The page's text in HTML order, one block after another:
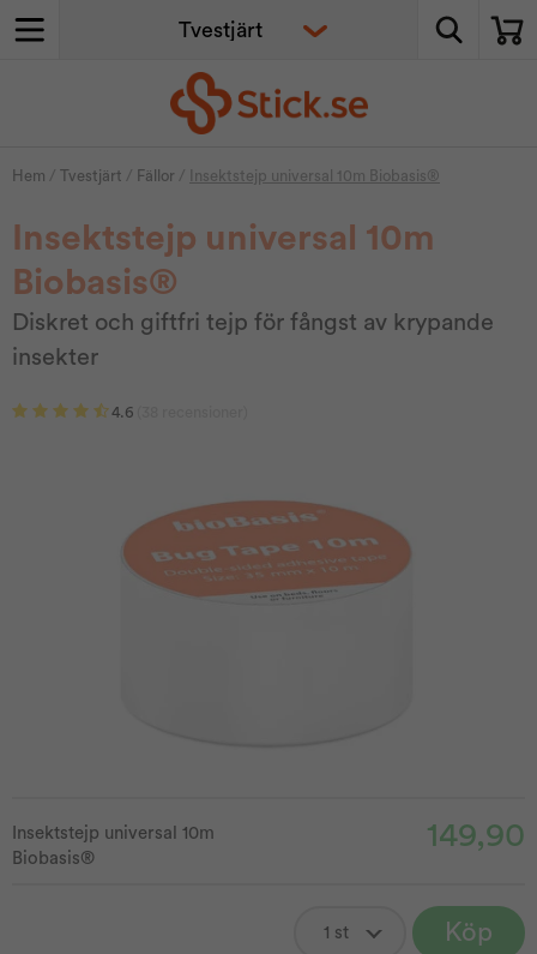
Hem / Tvestjärt / Fällor / Insektstejp universal 10m Biobasis®
Insektstejp universal 10m
Biobasis®
Diskret och giftfri tejp för fångst av krypande
insekter
4.6
Insektstejp universal 10m
Biobasis®
149,90
Köp